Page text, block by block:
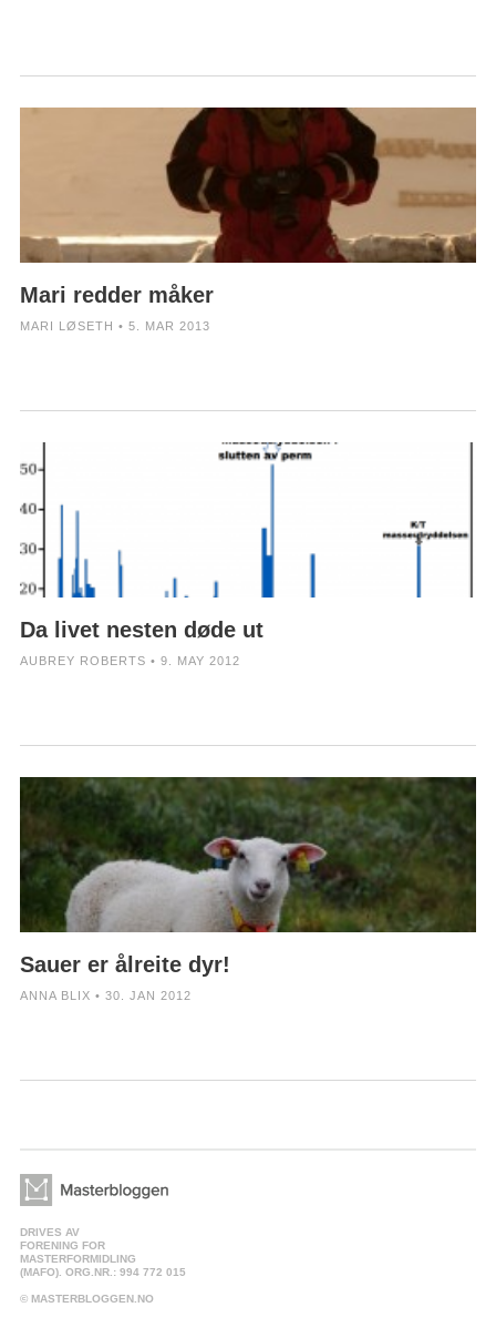
Mari redder måker
MARI LØSETH • 5. MAR 2013
Da livet nesten døde ut
AUBREY ROBERTS • 9. MAY 2012
Sauer er ålreite dyr!
ANNA BLIX • 30. JAN 2012
DRIVES AV
FORENING FOR
MASTERFORMIDLING
(MAFO). ORG.NR.: 994 772 015
© MASTERBLOGGEN.NO